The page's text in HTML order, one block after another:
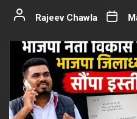
Rajeev Chawla